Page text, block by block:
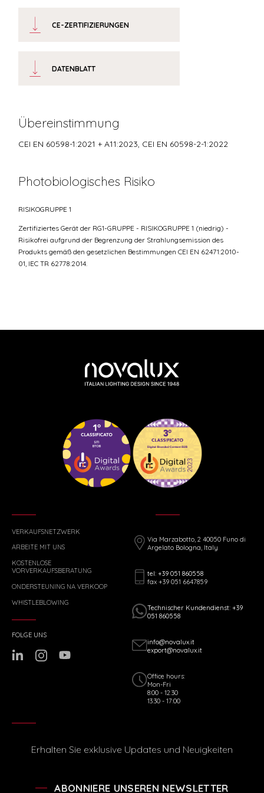
CE-ZERTIFIZIERUNGEN
DATENBLATT
Übereinstimmung
CEI EN 60598-1:2021 + A11:2023, CEI EN 60598-2-1:2022
Photobiologisches Risiko
RISIKOGRUPPE 1
Zertifiziertes Gerät der RG1-GRUPPE - RISIKOGRUPPE 1 (niedrig) -
Risikofrei aufgrund der Begrenzung der Strahlungsemission des
Produkts gemäß den gesetzlichen Bestimmungen CEI EN 62471:2010-
01, IEC TR 62778:2014.
VERKAUFSNETZWERK
ARBEITE MIT UNS
KOSTENLOSE
VORVERKAUFSBERATUNG
ONDERSTEUNING NA VERKOOP
WHISTLEBLOWING
Via Marzabotto, 2 40050 Funo di
Argelato Bologna, Italy
tel: +39 051 860558
fax +39 051 6647859
Technischer Kundendienst: +39
051 860558
info@novalux.it
export@novalux.it
Office hours:
Mon-Fri
8:00 - 12:30
13:30 - 17:00
FOLGE UNS
Erhalten Sie exklusive Updates und Neuigkeiten
ABONNIERE UNSEREN NEWSLETTER